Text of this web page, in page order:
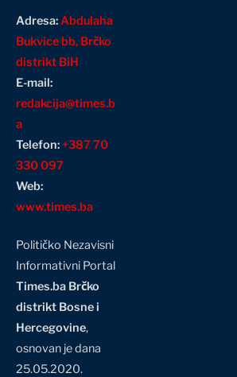
Adresa: Abdulaha
Bukvice bb, Brčko
distrikt BiH
E-mail:
redakcija@times.b
a
Telefon:+387 70
330 097
Web:
www.times.ba
Političko Nezavisni
Informativni Portal
Times.ba Brčko
distrikt Bosne i
Hercegovine,
osnovan je dana
25.05.2020.